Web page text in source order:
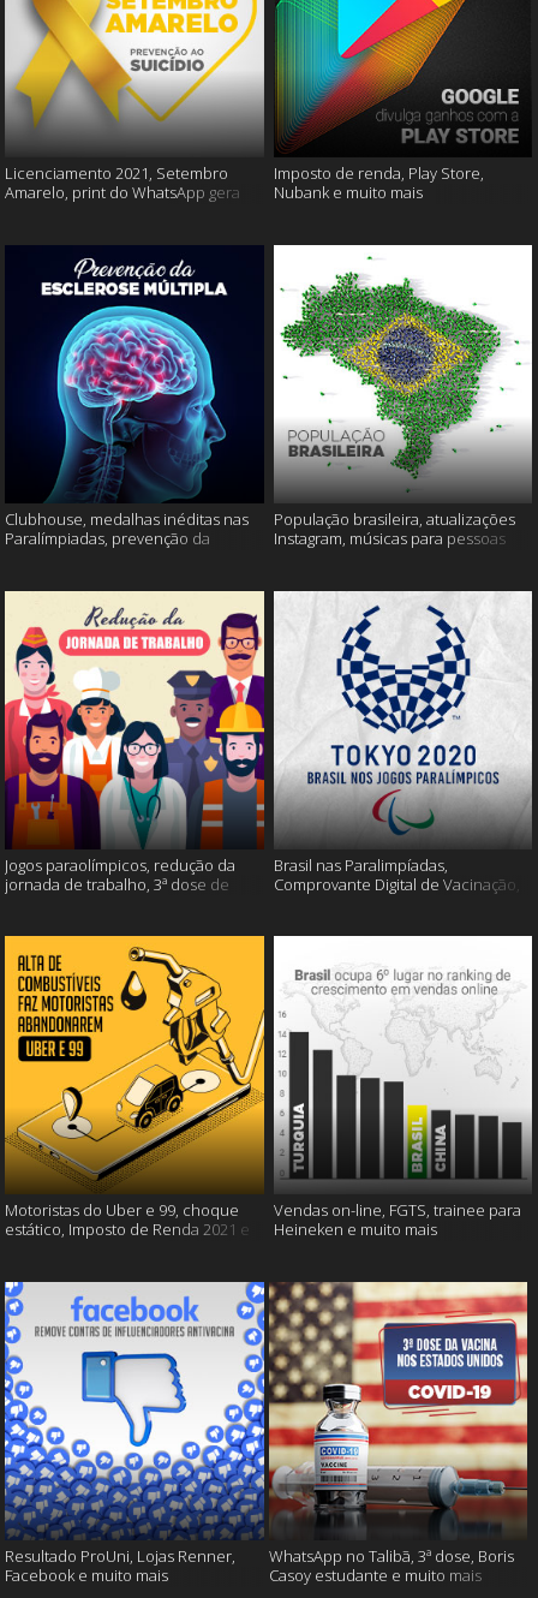
Licenciamento 2021, Setembro
Amarelo, print do WhatsApp gera
Imposto de renda, Play Store,
Nubank e muito mais
Clubhouse, medalhas inéditas nas
Paralímpiadas, prevenção da
População brasileira, atualizações
Instagram, músicas para pessoas
Jogos paraolímpicos, redução da
jornada de trabalho, 3ª dose de
Brasil nas Paralimpíadas,
Comprovante Digital de Vacinação,
Motoristas do Uber e 99, choque
estático, Imposto de Renda 2021 e
Vendas on-line, FGTS, trainee para
Heineken e muito mais
Resultado ProUni, Lojas Renner,
Facebook e muito mais
WhatsApp no Talibã, 3ª dose, Boris
Casoy estudante e muito mais